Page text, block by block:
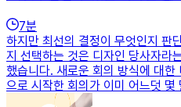
7분
하지만 최선의 결정이 무엇인지 판
지 선택하는 것은 디자인 당사자라
했습니다. 새로운 회의 방식에 대
으로 시작한 회의가 이미 어느덧 몇